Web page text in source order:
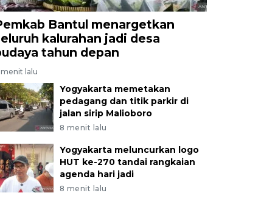
Bantul menargetkan
kalurahan jadi desa
tahun depan
lalu
Yogyakarta memetakan
pedagang dan titik parkir di
jalan sirip Malioboro
8 menit lalu
Yogyakarta meluncurkan logo
HUT ke-270 tandai rangkaian
agenda hari jadi
8 menit lalu